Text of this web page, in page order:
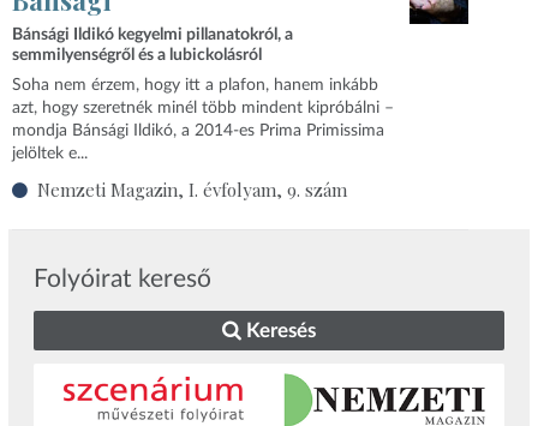
Bánsági Ildikó kegyelmi pillanatokról, a
semmilyenségről és a lubickolásról
Soha nem érzem, hogy itt a plafon, hanem inkább
azt, hogy szeretnék minél több mindent kipróbálni –
mondja Bánsági Ildikó, a 2014-es Prima Primissima
jelöltek e...
Nemzeti Magazin, I. évfolyam, 9. szám
Folyóirat kereső
Keresés